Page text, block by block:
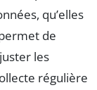
qu’elles
de
les
régulière